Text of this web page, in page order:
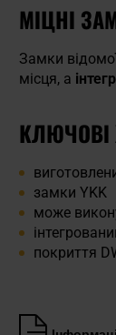
МІЦНІ
Замки
місця, а
КЛЮЧОВІ
замки YKK
може
покриття